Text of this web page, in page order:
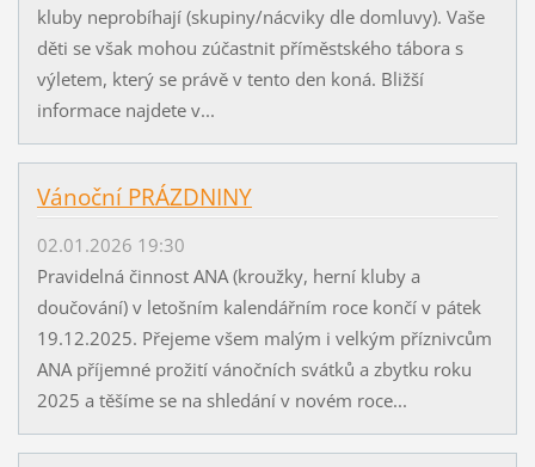
kluby neprobíhají (skupiny/nácviky dle domluvy). Vaše
děti se však mohou zúčastnit příměstského tábora s
výletem, který se právě v tento den koná. Bližší
informace najdete v...
Vánoční PRÁZDNINY
02.01.2026 19:30
Pravidelná činnost ANA (kroužky, herní kluby a
doučování) v letošním kalendářním roce končí v pátek
19.12.2025. Přejeme všem malým i velkým příznivcům
ANA příjemné prožití vánočních svátků a zbytku roku
2025 a těšíme se na shledání v novém roce...